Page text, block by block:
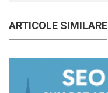
ARTICOLE SIMILARE